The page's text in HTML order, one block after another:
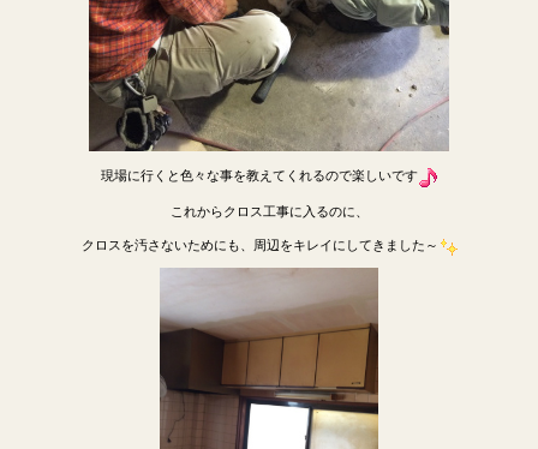
現場に行くと色々な事を教えてくれるので楽しいです
これからクロス工事に入るのに、
クロスを汚さないためにも、周辺をキレイにしてきました～